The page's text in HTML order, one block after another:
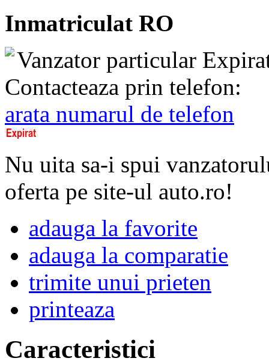
Inmatriculat RO
Vanzator particular
Contacteaza prin telefon:
arata numarul de telefon
Nu uita sa-i spui
oferta pe site-ul auto.ro!
adauga la favorite
adauga la comparatie
trimite unui prieten
printeaza
Caracteristici